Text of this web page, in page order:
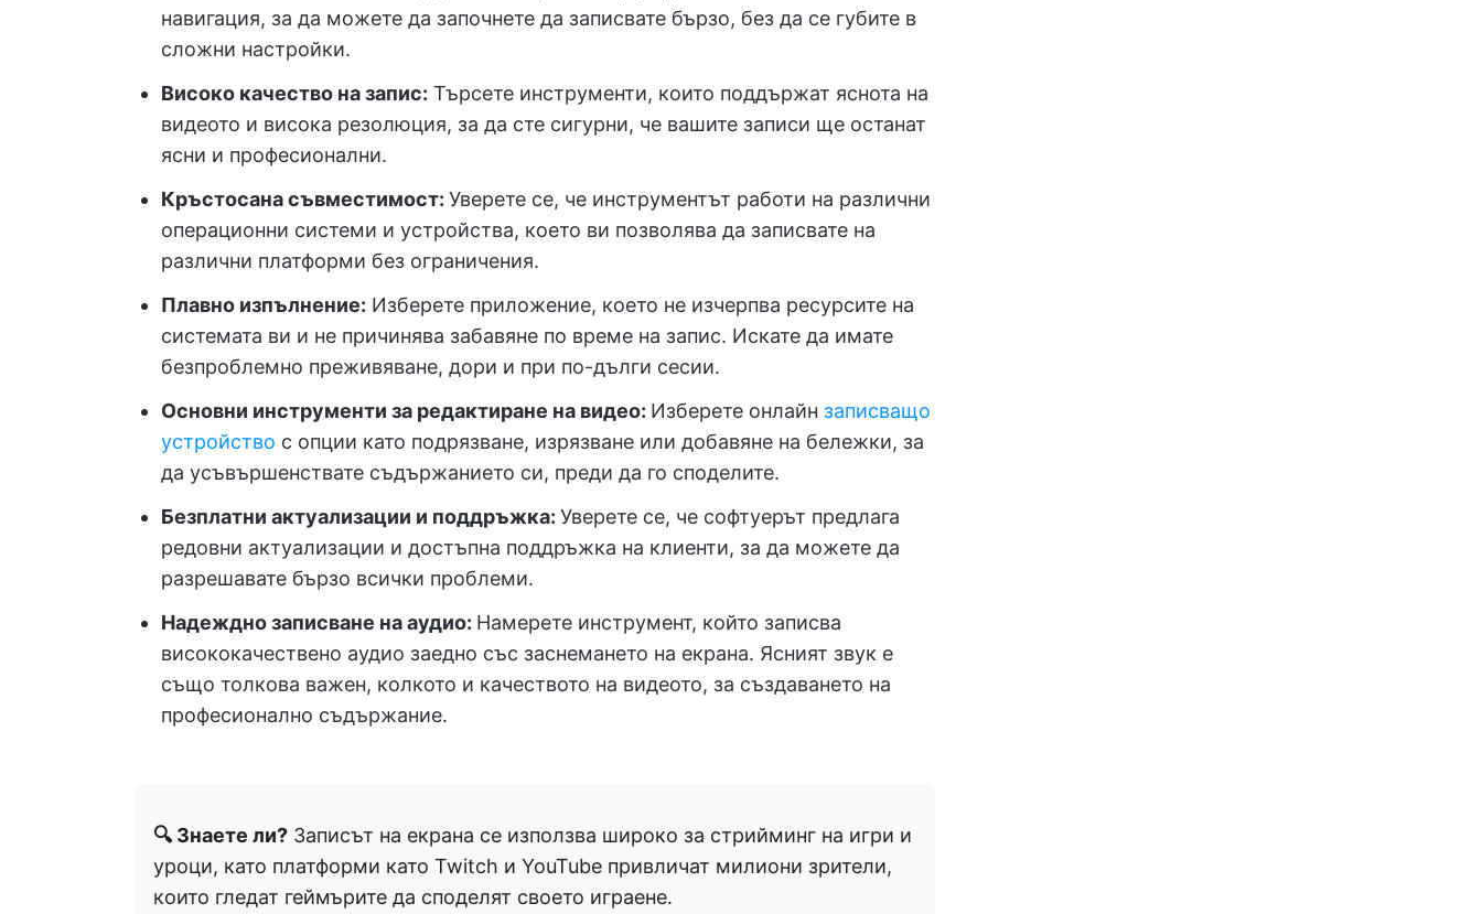
навигация, за да можете да започнете да записвате бързо, без да се губите в
сложни настройки.
Високо качество на запис: Търсете инструменти, които поддържат яснота на
видеото и висока резолюция, за да сте сигурни, че вашите записи ще останат
ясни и професионални.
Кръстосана съвместимост: Уверете се, че инструментът работи на различни
операционни системи и устройства, което ви позволява да записвате на
различни платформи без ограничения.
Плавно изпълнение: Изберете приложение, което не изчерпва ресурсите на
системата ви и не причинява забавяне по време на запис. Искате да имате
безпроблемно преживяване, дори и при по-дълги сесии.
Основни инструменти за редактиране на видео: Изберете онлайн записващо
устройство с опции като подрязване, изрязване или добавяне на бележки, за
да усъвършенствате съдържанието си, преди да го споделите.
Безплатни актуализации и поддръжка: Уверете се, че софтуерът предлага
редовни актуализации и достъпна поддръжка на клиенти, за да можете да
разрешавате бързо всички проблеми.
Надеждно записване на аудио: Намерете инструмент, който записва
висококачествено аудио заедно със заснемането на екрана. Ясният звук е
също толкова важен, колкото и качеството на видеото, за създаването на
професионално съдържание.
🔍 Знаете ли? Записът на екрана се използва широко за стрийминг на игри и
уроци, като платформи като Twitch и YouTube привличат милиони зрители,
които гледат геймърите да споделят своето играене.